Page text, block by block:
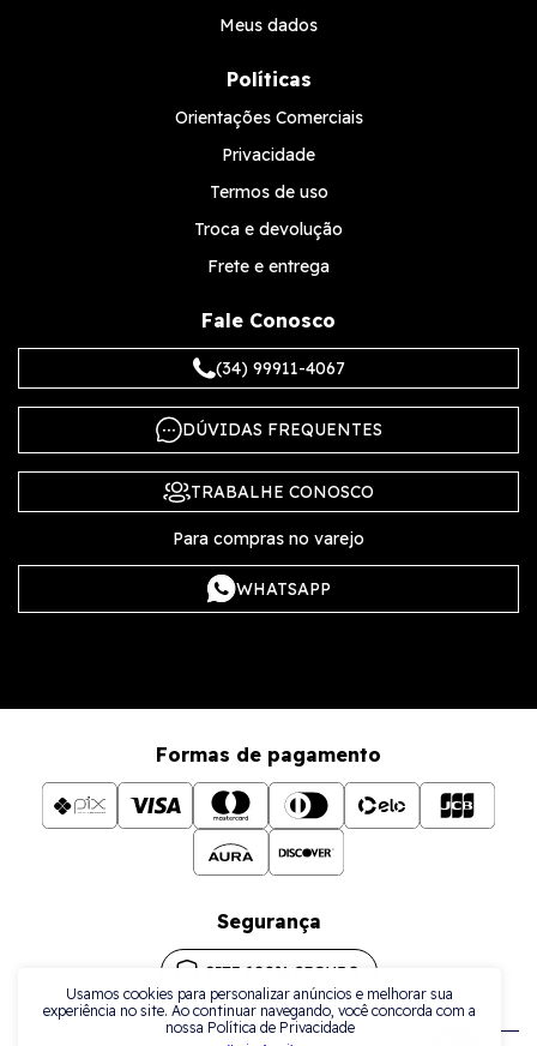
Usamos cookies para personalizar anúncios e melhorar sua
experiência no site. Ao continuar navegando, você concorda com a
nossa Política de Privacidade
Meus dados
Políticas
Orientações Comerciais
Privacidade
Termos de uso
Troca e devolução
Frete e entrega
Fale Conosco
(34) 99911-4067
DÚVIDAS FREQUENTES
TRABALHE CONOSCO
Para compras no varejo
WHATSAPP
Formas de pagamento
Segurança